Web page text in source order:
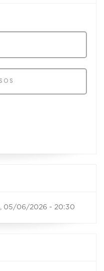
05/06/2026 - 20:30